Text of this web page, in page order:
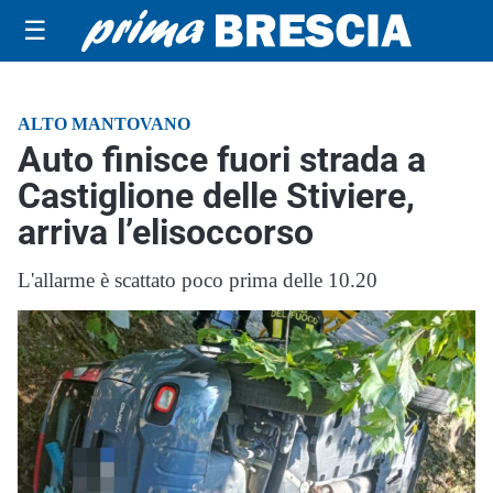
☰
ALTO MANTOVANO
Auto finisce fuori strada a
Castiglione delle Stiviere,
arriva l’elisoccorso
L'allarme è scattato poco prima delle 10.20